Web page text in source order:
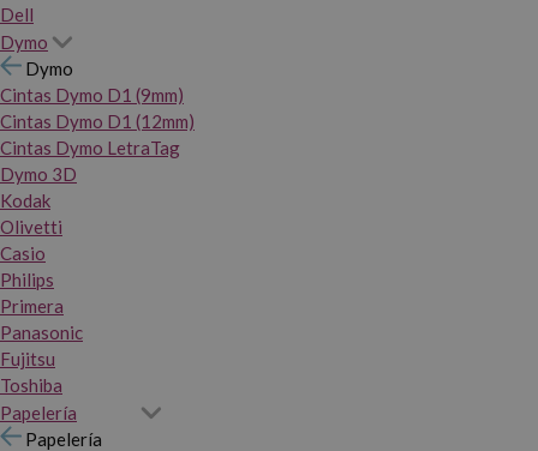
Dell
Dymo
Dymo
Cintas Dymo D1 (9mm)
Cintas Dymo D1 (12mm)
Cintas Dymo LetraTag
Dymo 3D
Kodak
Olivetti
Casio
Philips
Primera
Panasonic
Fujitsu
Toshiba
Papelería
Papelería